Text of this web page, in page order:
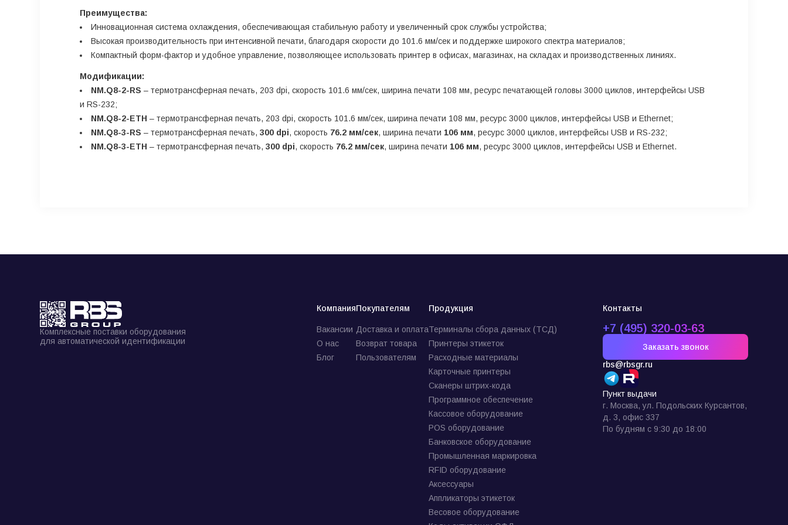
Преимущества:
Инновационная система охлаждения, обеспечивающая стабильную работу и увеличенный срок службы устройства;
Высокая производительность при интенсивной печати, благодаря скорости до 101.6 мм/сек и поддержке широкого спектра материалов;
Компактный форм-фактор и удобное управление, позволяющее использовать принтер в офисах, магазинах, на складах и производственных линиях.
Модификации:
NM.Q8-2-RS – термотрансферная печать, 203 dpi, скорость 101.6 мм/сек, ширина печати 108 мм, ресурс печатающей головы 3000 циклов, интерфейсы USB
и RS-232;
NM.Q8-2-ETH – термотрансферная печать, 203 dpi, скорость 101.6 мм/сек, ширина печати 108 мм, ресурс 3000 циклов, интерфейсы USB и Ethernet;
NM.Q8-3-RS – термотрансферная печать, 300 dpi, скорость 76.2 мм/сек, ширина печати 106 мм, ресурс 3000 циклов, интерфейсы USB и RS-232;
NM.Q8-3-ETH – термотрансферная печать, 300 dpi, скорость 76.2 мм/сек, ширина печати 106 мм, ресурс 3000 циклов, интерфейсы USB и Ethernet.
Комплексные поставки оборудования
для автоматической идентификации
Компания
Вакансии
О нас
Блог
Покупателям
Доставка и оплата
Возврат товара
Пользователям
Продукция
Терминалы сбора данных (ТСД)
Принтеры этикеток
Расходные материалы
Карточные принтеры
Сканеры штрих-кода
Программное обеспечение
Кассовое оборудование
POS оборудование
Банковское оборудование
Промышленная маркировка
RFID оборудование
Аксессуары
Аппликаторы этикеток
Весовое оборудование
Контакты
+7 (495) 320-03-63
Заказать звонок
rbs@rbsgr.ru
Пункт выдачи
г. Москва, ул. Подольских Курсантов,
д. 3, офис 337
По будням с 9:30 до 18:00